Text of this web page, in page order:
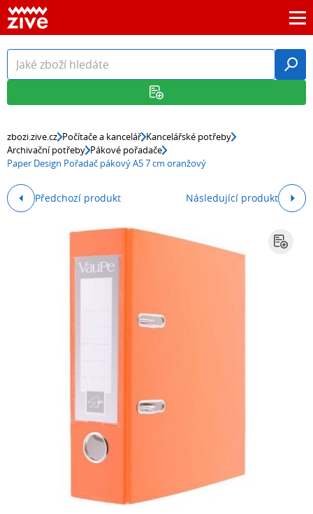
zbozi.zive.cz Počítače a kancelář Kancelářské potřeby
Archivační potřeby Pákové pořadače
Paper Design Pořadač pákový A5 7 cm oranžový
Předchozí produkt Následující produkt